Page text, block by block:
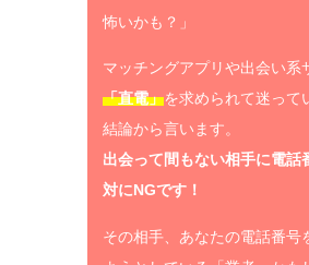
怖いかも？」
マッチングアプリや出会い系
「直電」を求められて迷って
結論から言います。
出会って間もない相手に電話
対にNGです！
その相手、あなたの電話番号